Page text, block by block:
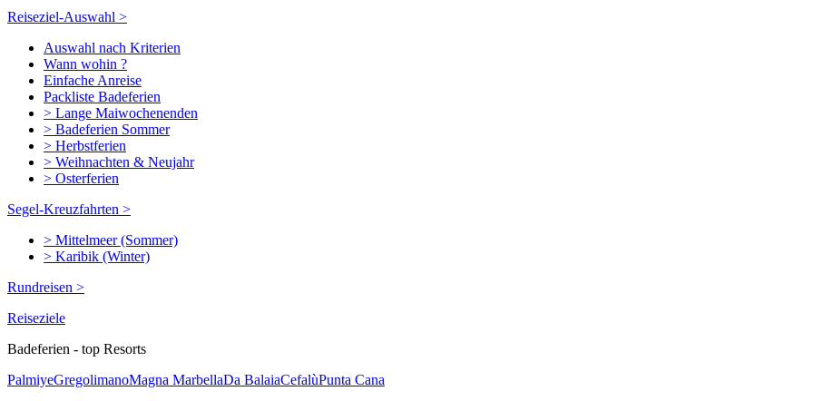
Reiseziel-Auswahl >
Auswahl nach Kriterien
Wann wohin ?
Einfache Anreise
Packliste Badeferien
> Lange Maiwochenenden
> Badeferien Sommer
> Herbstferien
> Weihnachten & Neujahr
> Osterferien
Segel-Kreuzfahrten >
> Mittelmeer (Sommer)
> Karibik (Winter)
Rundreisen >
Reiseziele
Badeferien - top Resorts
PalmiyeGregolimanoMagna MarbellaDa BalaiaCefalùPunta Cana